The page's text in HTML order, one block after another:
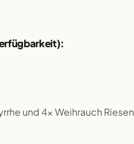
und 4x Weihrauch Riesen